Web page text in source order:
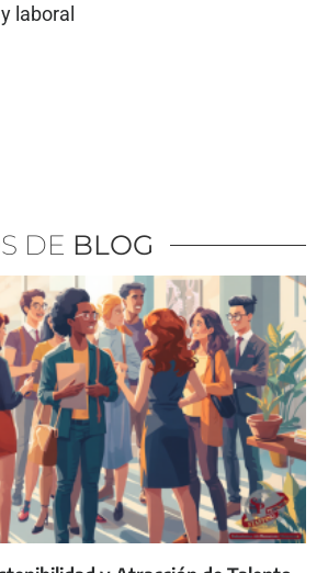
laboral
DE BLOG